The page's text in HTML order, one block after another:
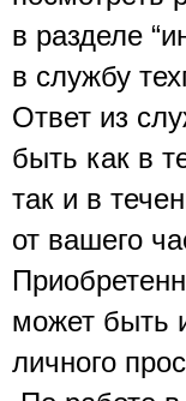
в разделе
в службу
Ответ из
быть как в
так и в
от вашего
может быть
личного